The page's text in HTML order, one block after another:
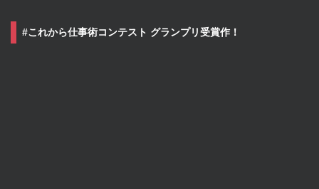
#これから仕事術コンテスト グランプリ受賞作！